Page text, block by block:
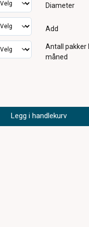
Diameter
Add
Antall pakker
måned
Legg i handlekurv